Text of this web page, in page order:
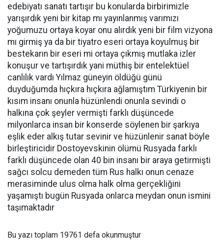
edebiyatı sanatı tartışır bu konularda birbirimizle
yarışırdık yeni bir kitap mı yayınlanmış varımızı
yoğumuzu ortaya koyar onu alırdık yeni bir film vizyona
mı girmiş ya da bir tiyatro eseri ortaya koyulmuş bir
bestekarın bir eseri mi ortaya çıkmış mutlaka izler
konuşur ve tartışırdık yani müthiş bir entelektüel
canlılık vardı Yılmaz güneyin öldüğü günü
duyduğumda hıçkıra hıçkıra ağlamıştım Türkiyenin bir
kısım insanı onunla hüzünlendi onunla sevindi o
halkına çok şeyler vermişti farklı düşüncede
milyonlarca insan bir konserde söylenen bir şarkıya
eşlik eder alkış tutar sevinir ve hüzünlenir sanat böyle
birleştiricidir Dostoyevskinin ölümü Rusyada farklı
farklı düşüncede olan 40 bin insanı bir araya getirmişti
sağcı solcu demeden tüm Rus halkı onun cenaze
merasiminde ulus olma halk olma gerçekliğini
yaşamıştı bugün Rusyada onlarca meydan onun ismini
taşımaktadır
Bu yazı toplam 19761 defa okunmuştur